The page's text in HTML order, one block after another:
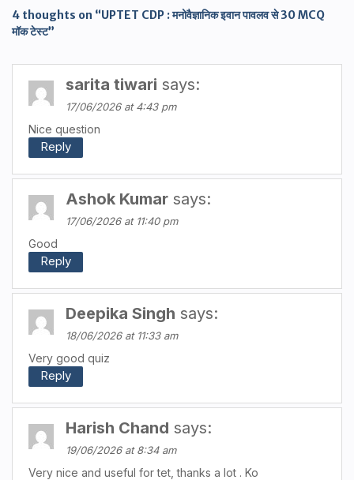
4 thoughts on “UPTET CDP : मनोवैज्ञानिक इवान पावलव से 30 MCQ
मॉक टेस्ट”
sarita tiwari says:
17/06/2026 at 4:43 pm
Nice question
Reply
Ashok Kumar says:
17/06/2026 at 11:40 pm
Good
Reply
Deepika Singh says:
18/06/2026 at 11:33 am
Very good quiz
Reply
Harish Chand says:
19/06/2026 at 8:34 am
Very nice and useful for tet, thanks a lot . Ko